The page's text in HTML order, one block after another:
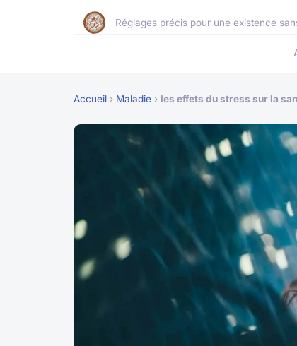
Réglages précis pour une existence
Accueil › Maladie › les effets du stress sur la